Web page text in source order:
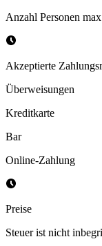
Anzahl Personen
Akzeptierte
Überweisungen
Kreditkarte
Bar
Online-Zahlung
Preise
Steuer ist nicht